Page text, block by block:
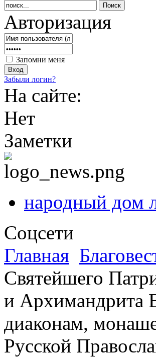
Авторизация
Запомни меня
Забыли логин?
На сайте:
Нет
Заметки
народный дом
Соцсети
Главная
Святейшего
и Архимандрита
диаконам,
Русской